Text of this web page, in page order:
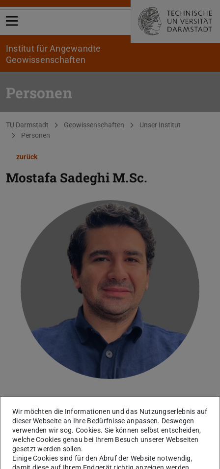
Menü öffnen
Institut für Angewandte
Geowissenschaften
Personen
Sie befinden sich hier:
TU Darmstadt Geowissenschaften
Unser Institut
Personen
zurück
Mostafa SadeghiM.Sc.
Arbeitsgebiet(e)
Bodenmineralogie und Bodenchemie
Kontakt
sadeghi@geo.tu-...
Wir möchten die Informationen und das Nutzungserlebnis auf
dieser Webseite an Ihre Bedürfnisse anpassen. Deswegen
verwenden wir sog. Cookies. Sie können selbst entscheiden,
welche Cookies genau bei Ihrem Besuch unserer Webseiten
gesetzt werden sollen.
Einige Cookies sind für den Abruf der Website notwendig,
damit diese auf Ihrem Endgerät richtig anzeigen werden